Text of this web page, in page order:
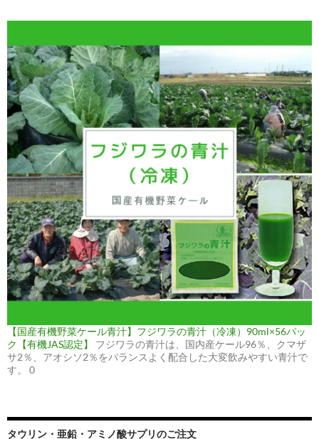
【国産有機野菜ケール青汁】フジワラの青汁（冷凍）90ml×56パッ
ク【有機JAS認定】
フジワラの青汁は、国内産ケール96％、クマザ
サ2％、アオシソ2％をバランスよく配合した大変飲みやすい青汁で
す。 0
タウリン・亜鉛・アミノ酸サプリのご注文